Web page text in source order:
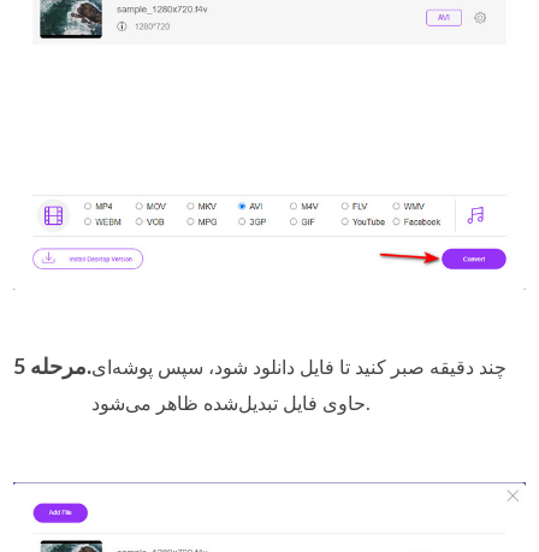
مرحله 5.چند دقیقه صبر کنید تا فایل دانلود شود، سپس پوشه‌ای
حاوی فایل تبدیل‌شده ظاهر می‌شود.